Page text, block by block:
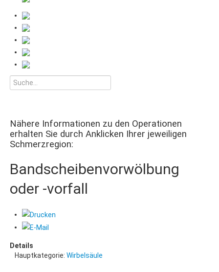
Nähere Informationen zu den Operationen
erhalten Sie durch Anklicken Ihrer jeweiligen
Schmerzregion:
Bandscheibenvorwölbung
oder -vorfall
Details
Hauptkategorie: Wirbelsäule